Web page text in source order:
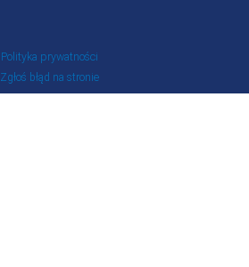
Polityka prywatności
Zgłoś błąd na stronie